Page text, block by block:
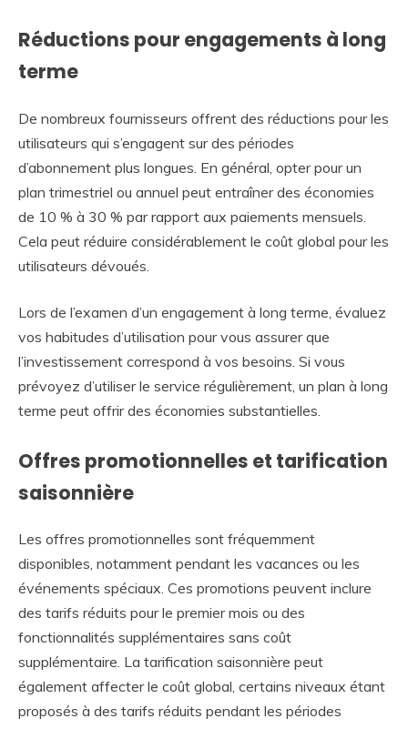
Réductions pour engagements à long
terme
De nombreux fournisseurs offrent des réductions pour les
utilisateurs qui s’engagent sur des périodes
d’abonnement plus longues. En général, opter pour un
plan trimestriel ou annuel peut entraîner des économies
de 10 % à 30 % par rapport aux paiements mensuels.
Cela peut réduire considérablement le coût global pour les
utilisateurs dévoués.
Lors de l’examen d’un engagement à long terme, évaluez
vos habitudes d’utilisation pour vous assurer que
l’investissement correspond à vos besoins. Si vous
prévoyez d’utiliser le service régulièrement, un plan à long
terme peut offrir des économies substantielles.
Offres promotionnelles et tarification
saisonnière
Les offres promotionnelles sont fréquemment
disponibles, notamment pendant les vacances ou les
événements spéciaux. Ces promotions peuvent inclure
des tarifs réduits pour le premier mois ou des
fonctionnalités supplémentaires sans coût
supplémentaire. La tarification saisonnière peut
également affecter le coût global, certains niveaux étant
proposés à des tarifs réduits pendant les périodes